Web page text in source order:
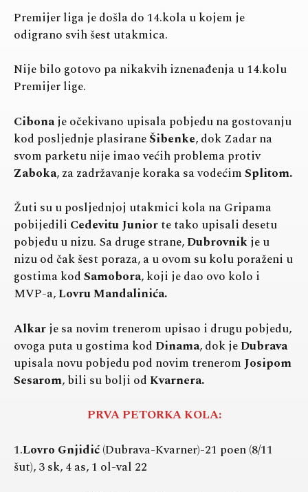
Premijer liga je došla do 14.kola u kojem je
odigrano svih šest utakmica.
Nije bilo gotovo pa nikakvih iznenađenja u 14.kolu
Premijer lige.
Cibonaje očekivano upisala pobjedu na gostovanju
kod posljednje plasiraneŠibenke, dok Zadar na
svom parketu nije imao većih problema protiv
Zaboka, za zadržavanje koraka sa vodećimSplitom.
Žuti su u posljednjoj utakmici kola na Gripama
pobijedili Cedevitu Juniorte tako upisali desetu
pobjedu u nizu. Sa druge strane,Dubrovnikje u
nizu od čak šest poraza, a u ovom su kolu poraženi u
gostima kodSamobora, koji je dao ovo kolo i
MVP-a,Lovru Mandalinića.
Alkarje sa novim trenerom upisao i drugu pobjedu,
ovoga puta u gostima kodDinama, dok jeDubrava
upisala novu pobjedu pod novim trenerom Josipom
Sesarom, bili su bolji odKvarnera.
PRVA PETORKA KOLA:
1.Lovro Gnjidić(Dubrava-Kvarner)-21 poen (8/11
šut), 3 sk, 4 as, 1 ol-val 22